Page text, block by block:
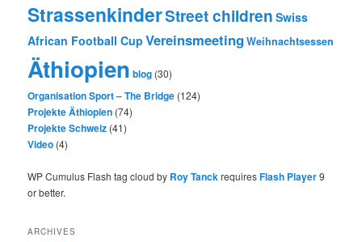
StrassenkinderStreet children Swiss
African Football Cup Vereinsmeeting Weihnachtsessen
Äthiopien blog (30)
Organisation Sport – The Bridge (124)
Projekte Äthiopien (74)
Projekte Schweiz (41)
Video (4)
WP Cumulus Flash tag cloud by Roy TanckrequiresFlash Player9
or better.
ARCHIVES